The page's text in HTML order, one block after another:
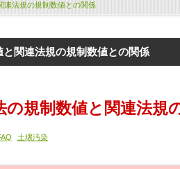
連法規の規制数値との関係
関連法規の規制数値との関係
の規制数値と関連法規
土壌汚染